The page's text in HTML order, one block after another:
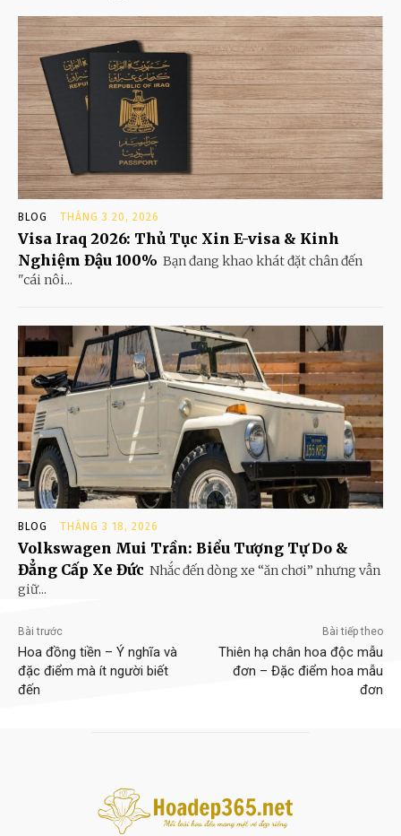
BLOG THÁNG 3 20, 2026
Visa Iraq 2026: Thủ Tục Xin E-visa & Kinh
Nghiệm Đậu 100% Bạn đang khao khát đặt chân đến
"cái nôi...
BLOG THÁNG 3 18, 2026
Volkswagen Mui Trần: Biểu Tượng Tự Do &
Đẳng Cấp Xe Đức Nhắc đến dòng xe “ăn chơi” nhưng vẫn
giữ...
Bài trước
Hoa đồng tiền – Ý nghĩa và
đặc điểm mà ít người biết
đến
Bài tiếp theo
Thiên hạ chân hoa độc mẫu
đơn – Đặc điểm hoa mẫu
đơn